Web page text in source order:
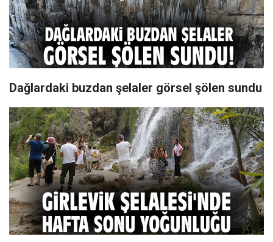
Dağlardaki buzdan şelaler görsel şölen sundu